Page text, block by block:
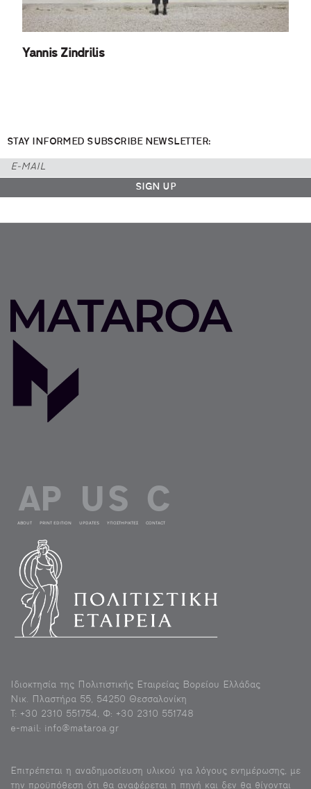
Yannis Zindrilis
STAY INFORMED SUBSCRIBE NEWSLETTER:
ABOUT PRINT EDITION UPDATES ΥΠΟΣΤΗΡΙΚΤΕΣ CONTACT
Ιδιοκτησία της Πολιτιστικής Εταιρείας Βορείου Ελλάδας
Νικ. Πλαστήρα 55, 54250 Θεσσαλονίκη
Τ: +30 2310 551754, Φ: +30 2310 551748
e-mail: info@mataroa.gr
Eπιτρέπεται η αναδημοσίευση υλικού για λόγους ενημέρωσης, με
την προϋπόθεση ότι θα αναφέρεται η πηγή και δεν θα θίγονται